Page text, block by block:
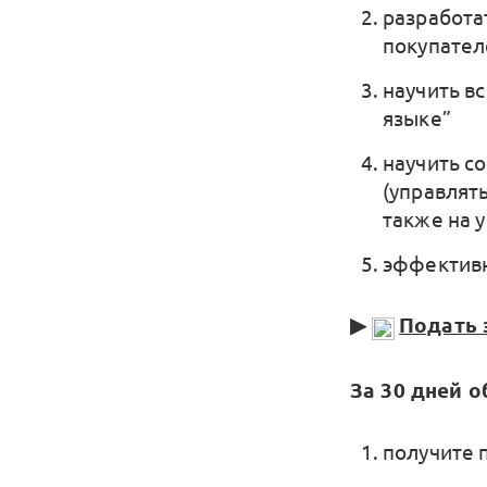
научить
языке”
научить
также на
▶ Подать
За 30 дней
получите